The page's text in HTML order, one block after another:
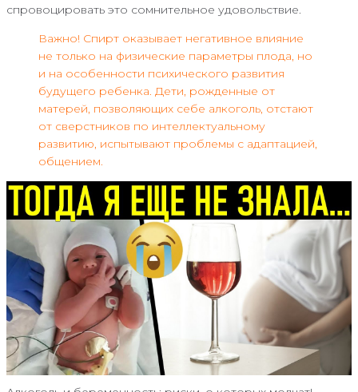
спровоцировать это сомнительное удовольствие.
Важно! Спирт оказывает негативное влияние
не только на физические параметры плода, но
и на особенности психического развития
будущего ребенка. Дети, рожденные от
матерей, позволяющих себе алкоголь, отстают
от сверстников по интеллектуальному
развитию, испытывают проблемы с адаптацией,
общением.